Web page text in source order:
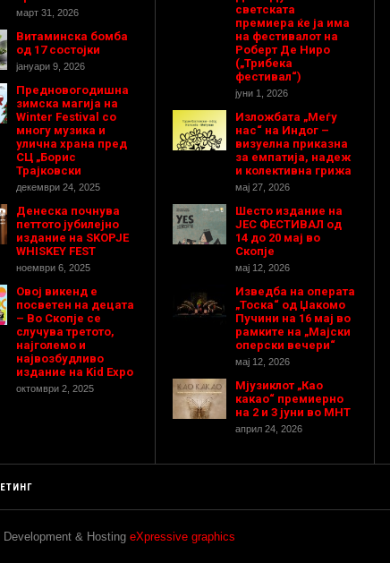
март 31, 2026
Витаминска бомба
од 17 состојки
јануари 9, 2026
Предновогодишнa
зимска магија на
Winter Festival со
многу музика и
улична храна пред
СЦ „Борис
Трајковски
декември 24, 2025
Денеска почнува
петтото јубилејно
издание на SKOPJE
WHISKEY FEST
ноември 6, 2025
Овој викенд е
посветен на децата
– Во Скопје се
случува третото,
најголемо и
највозбудливо
издание на Kid Expo
октомври 2, 2025
светската
премиера ќе ја има
на фестивалот на
Роберт Де Ниро
(„Трибека
фестивал“)
јуни 1, 2026
Изложбата „Меѓу
нас“ на Индог –
визуелна приказна
за емпатија, надеж
и колективна грижа
мај 27, 2026
Шесто издание на
ЈЕС ФЕСТИВАЛ од
14 до 20 мај во
Скопје
мај 12, 2026
Изведба на операта
„Тоска“ од Џакомо
Пучини на 16 мај во
рамките на „Мајски
оперски вечери“
мај 12, 2026
Мјузиклот „Као
какао“ премиерно
на 2 и 3 јуни во МНТ
април 24, 2026
& Hosting eXpressive graphics